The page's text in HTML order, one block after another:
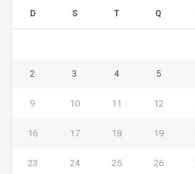
D S T Q
2 3 4 5
9 10 11 12
16 17 18 19
23 24 25 26